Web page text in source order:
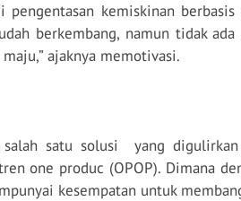
pengentasan kemiskinan
berkembang, namun tidak
ajaknya memotivasi.
satu solusi
yang
one produc (OPOP). Dimana
kesempatan untuk